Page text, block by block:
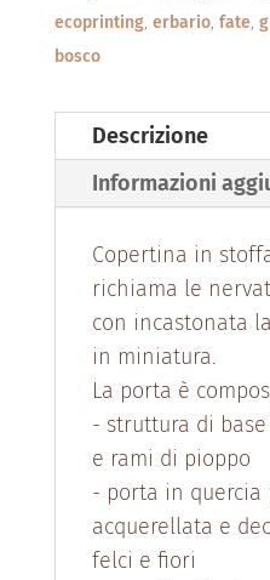
ecoprinting, erbario, fate,
bosco
Descrizione
Informazioni
Copertina in
richiama le
con incastonata
in miniatura.
La porta è
- struttura di
e rami di pioppo
- porta in quercia
acquerellata e
felci e fiori